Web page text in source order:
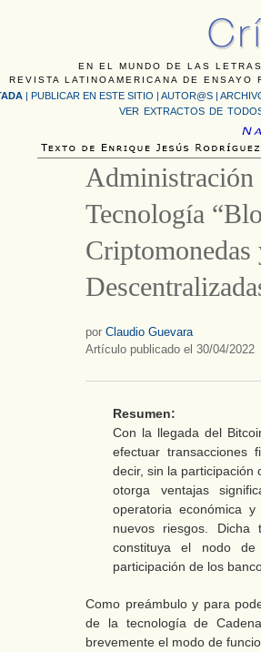
EN EL MUNDO DE LAS
REVISTA LATINOAMERICANA DE
| PUBLICAR EN ESTE SITIO | AUTOR@S |
VER EXTRACTOS DE
Administración
Tecnología
Criptomonedas
por Claudio Guevara
Artículo publicado el 30/04/2022
Resumen:
Con la llegada del
efectuar transacciones
decir, sin la participación
otorga ventajas
operatoria económica
nuevos riesgos. Dicha
constituya el nodo
participación de los
Como preámbulo y para
de la tecnología de
brevemente el modo de